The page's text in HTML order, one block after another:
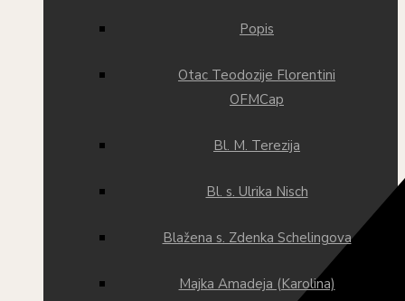
Popis
Otac Teodozije Florentini
OFMCap
Bl. M. Terezija
Bl. s. Ulrika Nisch
Blažena s. Zdenka Schelingova
Majka Amadeja (Karolina)